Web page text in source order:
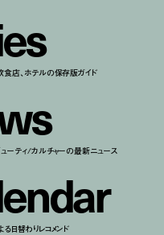
es
食店、ホテルの保存版ガイド
s
ューティ/カルチャーの最新ニュース
endar
る日替わりレコメンド